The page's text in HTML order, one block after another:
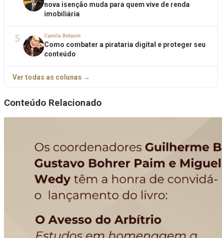
nova isenção muda para quem vive de renda
imobiliária
5 Camila Betanin
Como combater a pirataria digital e proteger seu
conteúdo
Ver todas as colunas →
Conteúdo Relacionado